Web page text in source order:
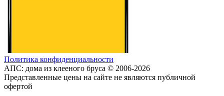
Политика конфиденциальности
АПС: дома из клееного бруса © 2006-2026
Представленные цены на сайте не являются публичной
офертой